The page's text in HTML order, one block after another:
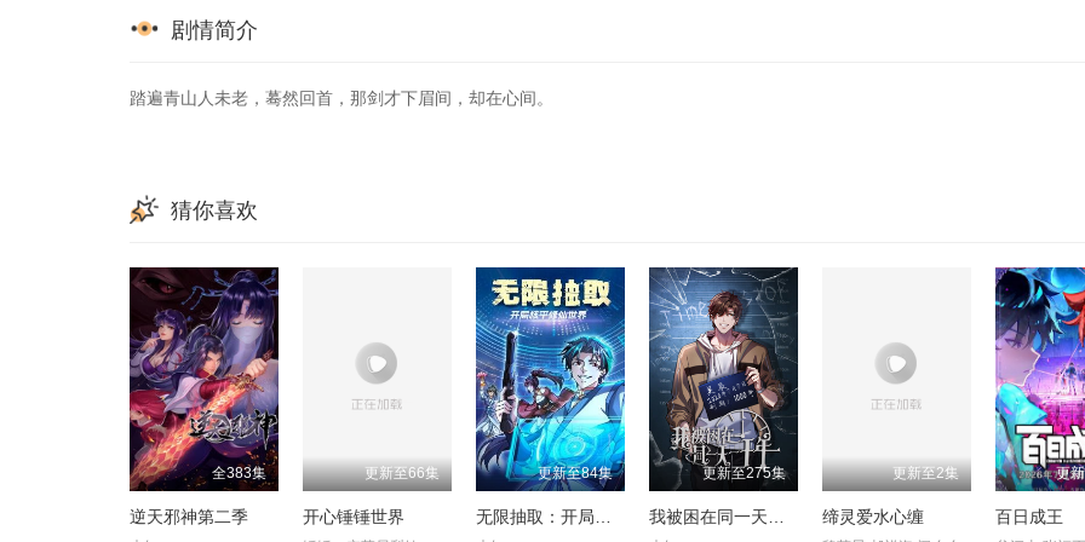
剧情简介
踏遍青山人未老，蓦然回首，那剑才下眉间，却在心间。
猜你喜欢
全383集
逆天邪神第二季
更新至66集
开心锤锤世界
更新至84集 更新至275集 更新至2集
缔灵爱水心缠
更
百日成王